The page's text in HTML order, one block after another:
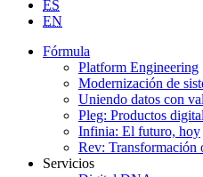
ES
EN
Fórmula
Platform Engineering
Modernización de
Uniendo datos con
Pleg: Productos
Infinia: El futuro, hoy
Rev: Transformación
Servicios